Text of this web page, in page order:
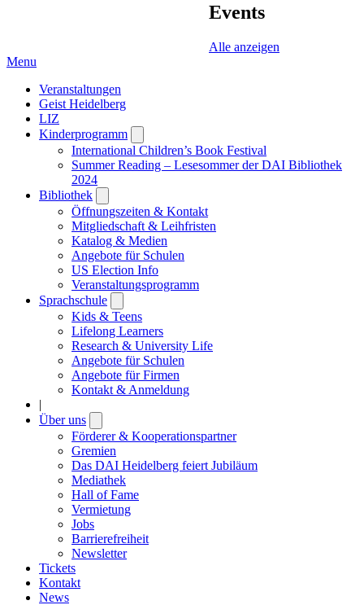
Events
Alle anzeigen
Menu
Veranstaltungen
Geist Heidelberg
LIZ
Kinderprogramm
submenu
International Children’s Book Festival
Summer Reading – Lesesommer der DAI Bibliothek
2024
Bibliothek
submenu
Öffnungszeiten & Kontakt
Mitgliedschaft & Leihfristen
Katalog & Medien
Angebote für Schulen
US Election Info
Veranstaltungsprogramm
Sprachschule
submenu
Kids & Teens
Lifelong Learners
Research & University Life
Angebote für Schulen
Angebote für Firmen
Kontakt & Anmeldung
|
Über uns
submenu
Förderer & Kooperationspartner
Gremien
Das DAI Heidelberg feiert Jubiläum
Mediathek
Hall of Fame
Vermietung
Jobs
Barrierefreiheit
Newsletter
Tickets
Kontakt
News